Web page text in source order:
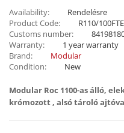
Availability:
Rendelésre
Product Code:
R110/
Customs number:
Warranty:
1 year warranty
Brand:
Modular
Condition:
New
Modular Roc 1100-as álló,
krómozott , alsó tároló